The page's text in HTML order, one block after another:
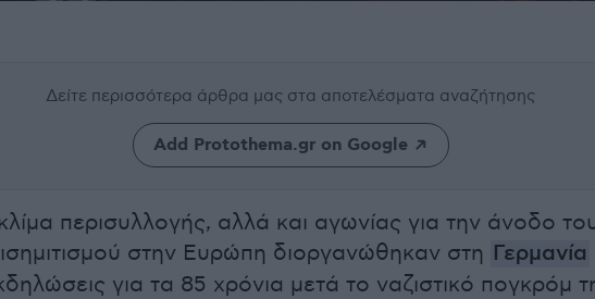
Δείτε περισσότερα άρθρα μας στα αποτελέσματα αναζήτησης
Add Protothema.gr on Google
περισυλλογής, αλλά και αγωνίας για την άνοδο
στην Ευρώπη διοργανώθηκαν στη Γερμανία
για τα 85 χρόνια μετά το ναζιστικό πογκρόμ